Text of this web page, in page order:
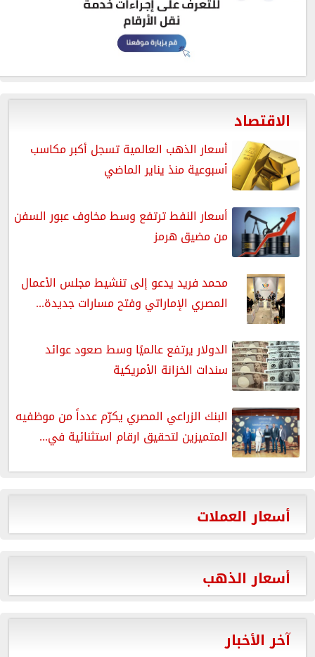
الاقتصاد
أسعار الذهب العالمية تسجل أكبر مكاسب
أسبوعية منذ يناير الماضي
أسعار النفط ترتفع وسط مخاوف عبور السفن
من مضيق هرمز
محمد فريد يدعو إلى تنشيط مجلس الأعمال
المصري الإماراتي وفتح مسارات جديدة...
الدولار يرتفع عالميًا وسط صعود عوائد
سندات الخزانة الأمريكية
البنك الزراعي المصري يكرّم عدداً من موظفيه
المتميزين لتحقيق ارقام استثنائية في...
أسعار العملات
أسعار الذهب
آخر الأخبار